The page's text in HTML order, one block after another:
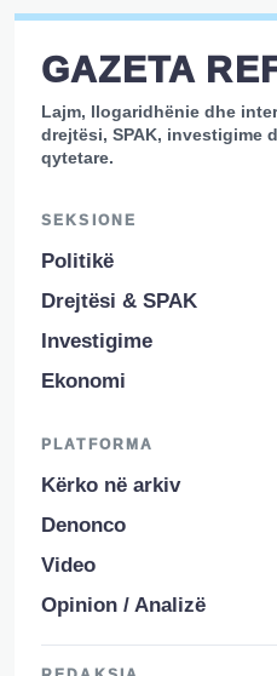
GAZETA
Lajm, llogaridhënie dhe
drejtësi, SPAK, investigime
qytetare.
SEKSIONE
Politikë
Drejtësi & SPAK
Investigime
Ekonomi
PLATFORMA
Kërko në arkiv
Denonco
Video
Opinion / Analizë